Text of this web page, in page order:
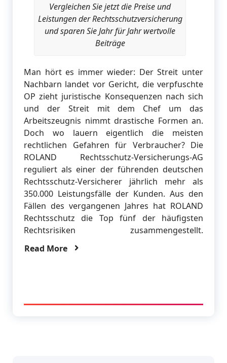
Vergleichen Sie jetzt die Preise und
Leistungen der Rechtsschutzversicherung
und sparen Sie Jahr für Jahr wertvolle
Beiträge
Man hört es immer wieder: Der Streit unter
Nachbarn landet vor Gericht, die verpfuschte
OP zieht juristische Konsequenzen nach sich
und der Streit mit dem Chef um das
Arbeitszeugnis nimmt drastische Formen an.
Doch wo lauern eigentlich die meisten
rechtlichen Gefahren für Verbraucher? Die
ROLAND Rechtsschutz-Versicherungs-AG
reguliert als einer der führenden deutschen
Rechtsschutz-Versicherer jährlich mehr als
350.000 Leistungsfälle der Kunden. Aus den
Fällen des vergangenen Jahres hat ROLAND
Rechtsschutz die Top fünf der häufigsten
Rechtsrisiken zusammengestellt.
Read More